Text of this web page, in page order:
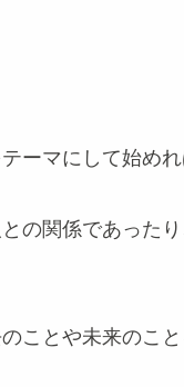
ーマにして始めれ
の関係であった
ことや未来のこと